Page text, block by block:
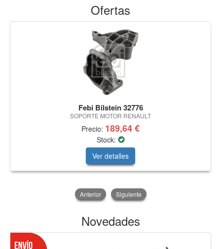
Ofertas
Febi Bilstein 32776
SOPORTE MOTOR RENAULT
Precio: 189,64 €
Stock:
Ver detalles
Anterior Siguiente
Novedades